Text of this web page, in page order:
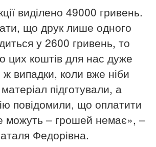
виділено 49000 гривень.
що друк лише одного
у 2600 гривень, то
цих коштів для нас дуже
випадки, коли вже ніби
підготували, а
повідомили, що оплатити
можуть – грошей немає», –
Федорівна.